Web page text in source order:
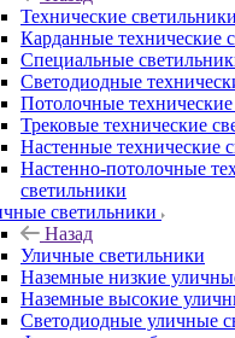
Технические светильники
Карданные технические
Специальные
Светодиодные
Потолочные
Трековые технические
Настенные технические
Настенно-потолочные
светильники
светильники
Назад
Уличные светильники
Наземные низкие
Наземные высокие
Светодиодные уличные